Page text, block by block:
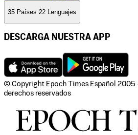
35 Países 22 Lenguajes
DESCARGA NUESTRA APP
© Copyright Epoch Times Español 2005
derechos reservados